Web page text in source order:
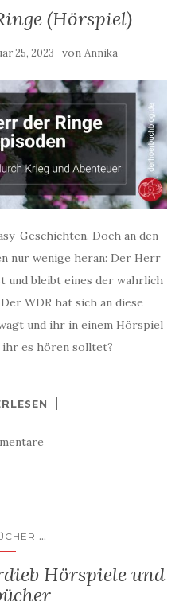
(Hörspiel)
25, 2023 von Annika
Geschichten. Doch an den
nur wenige heran: Der Herr
und bleibt eines der wahrlich
WDR hat sich an diese
und ihr in einem Hörspiel
ihr es hören solltet?
...
Hörspiele und